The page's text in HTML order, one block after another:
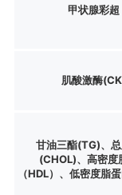
甲状腺彩超
肌酸激酶
甘油三酯(TG)、
(CHOL)、高密度
（HDL）、低密度脂蛋